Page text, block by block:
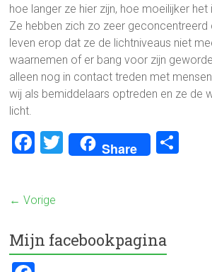
hoe langer ze hier zijn, hoe moeilijker
Ze hebben zich zo zeer geconcentreerd
leven erop dat ze de lichtniveaus niet
waarnemen of er bang voor zijn
alleen nog in contact treden met
wij als bemiddelaars optreden en ze de
licht.
F
b
o
ok
T
wi
Share
← Vorige
Mijn facebookpagina